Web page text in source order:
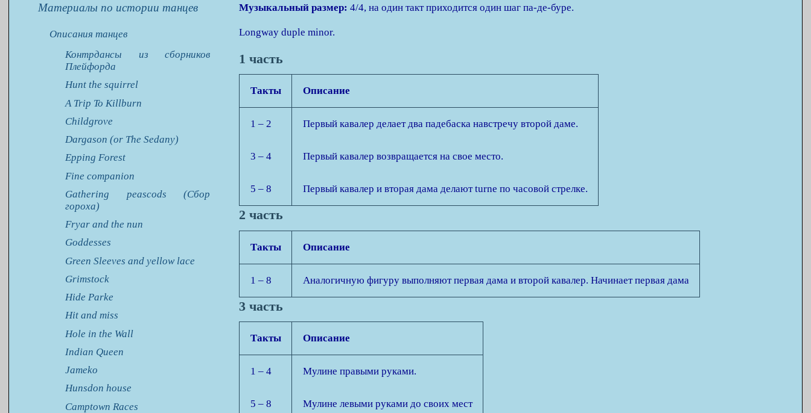
Материалы по истории танцев
Описания танцев
Контрдансы из сборников
Плейфорда
Hunt the squirrel
A Trip To Killburn
Childgrove
Dargason (or The Sedany)
Epping Forest
Fine companion
Gathering peascods (Сбор
гороха)
Fryar and the nun
Goddesses
Green Sleeves and yellow lace
Grimstock
Hide Parke
Hit and miss
Hole in the Wall
Indian Queen
Jameko
Hunsdon house
Camptown Races
Музыкальный размер: 4/4, на один такт приходится один шаг па-де-буре.
Longway duple minor.
1 часть
Такты Описание
1 – 2 Первый кавалер делает два падебаска навстречу второй даме.
3 – 4 Первый кавалер возвращается на свое место.
5 – 8 Первый кавалер и вторая дама делают turne по часовой стрелке.
2 часть
Такты Описание
1 – 8 Аналогичную фигуру выполняют первая дама и второй кавалер. Начинает первая дама
3 часть
Такты Описание
1 – 4 Мулине правыми руками.
5 – 8 Мулине левыми руками до своих мест